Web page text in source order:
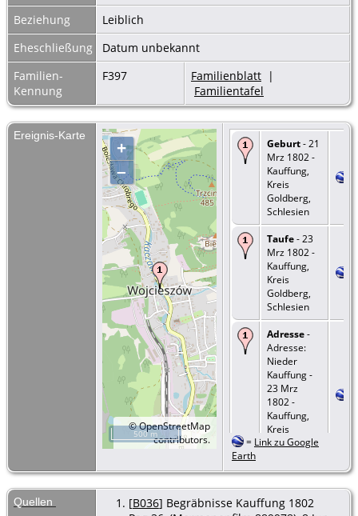
Beziehung
Leiblich
Eheschließung
Datum unbekannt
Familien-
Kennung
F397 Familienblatt |
Familientafel
Ereignis-Karte
+
–
©OpenStreetMap
contributors.
500 m
Geburt- 21
Mrz 1802 -
Kauffung,
Kreis
Goldberg,
Schlesien
Taufe- 23
Mrz 1802 -
Kauffung,
Kreis
Goldberg,
Schlesien
Adresse-
Adresse:
Nieder
Kauffung -
23 Mrz
1802 -
Kauffung,
Kreis
Goldberg,
evangelisch
- 23 Mrz
= Link zu Google
Earth
Quellen [B036] Begräbnisse Kauffung 1802